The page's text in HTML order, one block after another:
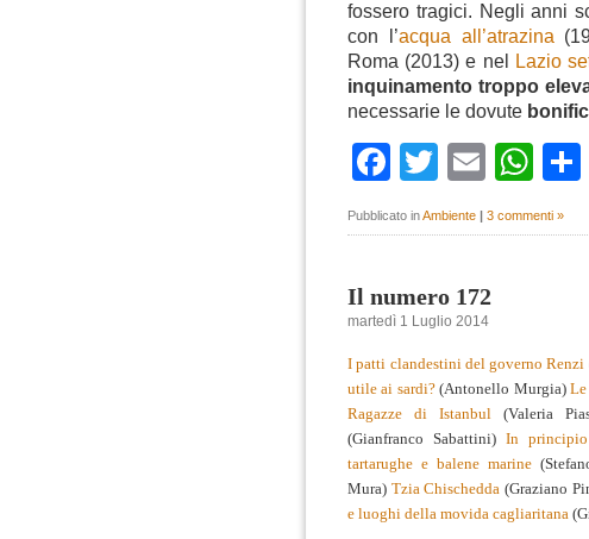
fossero tragici. Negli anni
con l’acqua all’atrazina
Roma (2013) e nel
Lazio
inquinamento troppo
necessarie le dovute
Facebook
TwitterEmail
Pubblicato inAmbiente 3 commenti »
Il numero 172
martedì 1 Luglio 2014
I patti clandestini del governo Renzi
utile ai sardi?(Antonello Murgia)
Ragazze di Istanbul (Valeria
(Gianfranco Sabattini)In
tartarughe e balene marine
Mura) Tzia Chischedda (Graziano
e luoghi della movida cagliaritana